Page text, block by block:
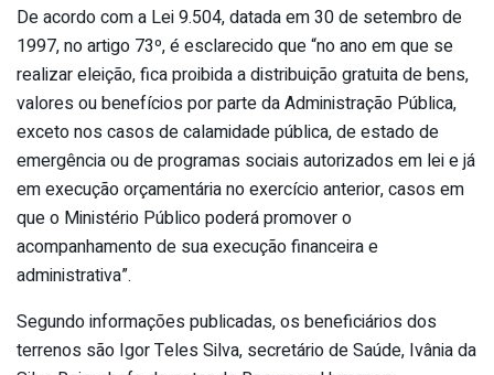
De acordo com a Lei 9.504, datada em 30 de setembro de
1997, no artigo 73º, é esclarecido que “no ano em que se
realizar eleição, fica proibida a distribuição gratuita de bens,
valores ou benefícios por parte da Administração Pública,
exceto nos casos de calamidade pública, de estado de
emergência ou de programas sociais autorizados em lei e já
em execução orçamentária no exercício anterior, casos em
que o Ministério Público poderá promover o
acompanhamento de sua execução financeira e
administrativa”.
Segundo informações publicadas, os beneficiários dos
terrenos são Igor Teles Silva, secretário de Saúde, Ivânia da